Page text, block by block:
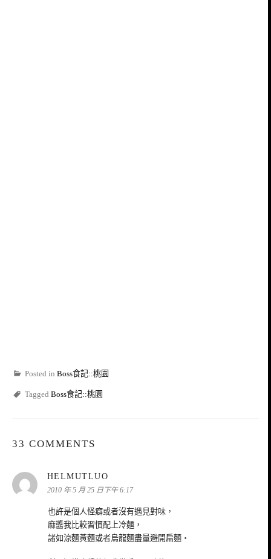
Posted in Boss食記::桃園
Tagged Boss食記::桃園
33 COMMENTS
HELMUTLUO
示:
2010 年 5 月 25 日下午 6:17
也許是個人怪癖或者沒有遇見對味，
麻醬我比較習慣配上冷麵，
諸如涼麵黃麵或者烏龍麵盡量避開扁麵‧